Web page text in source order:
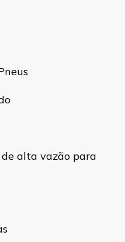
alta vazão para